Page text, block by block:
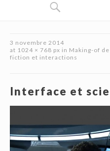
3 novembre 2014
at 1024 × 768 px in Making-of
fiction et interactions
Interface et